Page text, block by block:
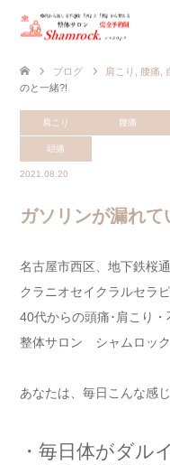
ブログ 肩こり 腰痛
のと一緒?!
肩こり 腰痛
頭痛
2021.08.20
ガソリンが漏れ
名古屋市西区、地下鉄桜
クラニオセイクラルセラ
40代からの頭痛･肩こり
整体サロン シャムロック
あなたは、毎日こんな感
・毎日体がダルイ